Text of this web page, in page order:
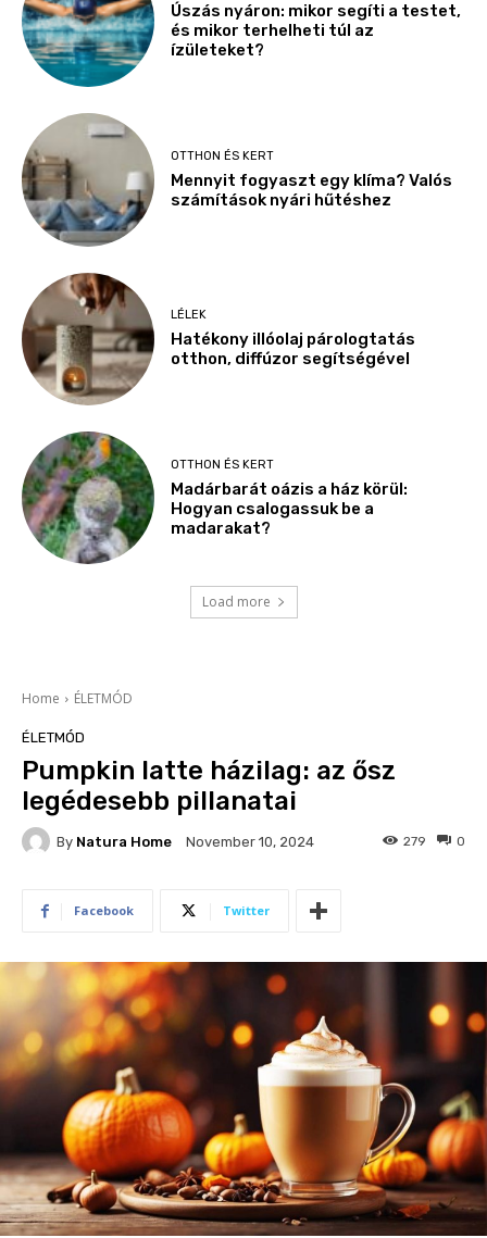
Úszás nyáron: mikor segíti a testet,
és mikor terhelheti túl az
ízületeket?
OTTHON ÉS KERT
Mennyit fogyaszt egy klíma? Valós
számítások nyári hűtéshez
LÉLEK
Hatékony illóolaj párologtatás
otthon, diffúzor segítségével
OTTHON ÉS KERT
Madárbarát oázis a ház körül:
Hogyan csalogassuk be a
madarakat?
Load more